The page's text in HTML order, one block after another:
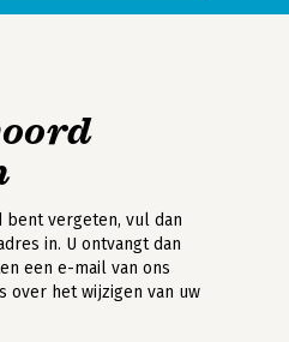
bent vergeten, vul dan
in. U ontvangt dan
een e-mail van ons
over het wijzigen van uw